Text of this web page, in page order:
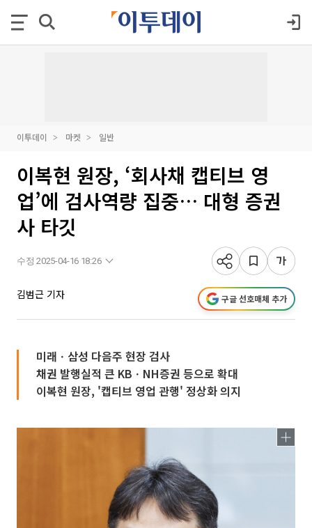
이투데이 마켓 일반
이복현 원장, ‘회사채 캡티브 영
업’에 검사역량 집중… 대형 증권
사 타깃
수정 2025-04-16 18:26
김범근 기자 구글 선호매체 추가
미래ㆍ삼성 다음주 현장 검사
채권 발행실적 큰 KBㆍNH증권 등으로 확대
이복현 원장, '캡티브 영업 관행' 정상화 의지